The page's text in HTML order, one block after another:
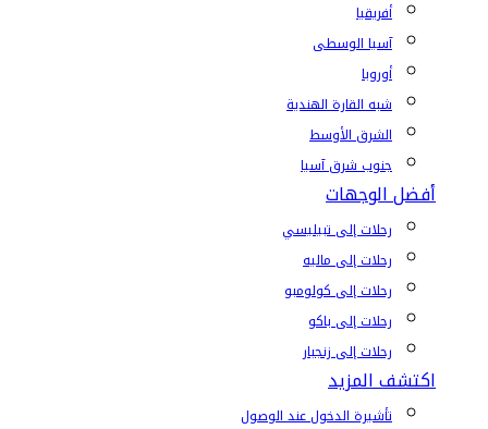
أفريقيا
آسيا الوسطى
أوروبا
شبه القارة الهندية
الشرق الأوسط
جنوب شرق آسيا
أفضل الوجهات
رحلات إلى تبيليسي
رحلات إلى ماليه
رحلات إلى كولومبو
رحلات إلى باكو
رحلات إلى زنجبار
اكتشف المزيد
تأشيرة الدخول عند الوصول